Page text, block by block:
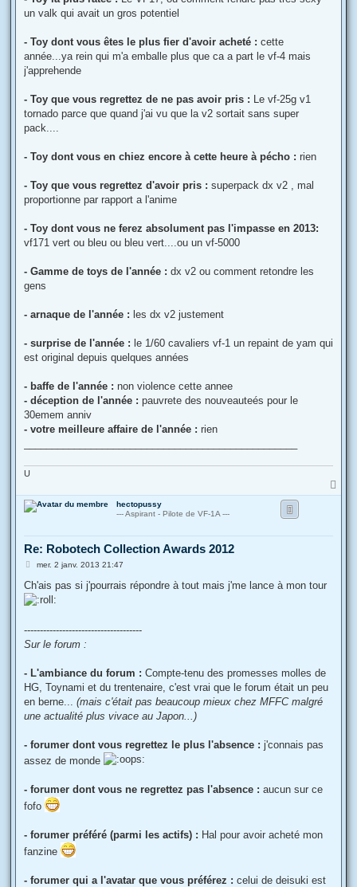
un valk qui avait un gros potentiel
- Toy dont vous êtes le plus fier d'avoir acheté : cette
année...ya rein qui m'a emballe plus que ca a part le vf-4 mais
j'apprehende
- Toy que vous regrettez de ne pas avoir pris : Le vf-25g v1
tornado parce que quand j'ai vu que la v2 sortait sans super
pack....
- Toy dont vous en chiez encore à cette heure à pécho : rien
- Toy que vous regrettez d'avoir pris : superpack dx v2 , mal
proportionne par rapport a l'anime
- Toy dont vous ne ferez absolument pas l'impasse en 2013:
vf171 vert ou bleu ou bleu vert....ou un vf-5000
- Gamme de toys de l'année : dx v2 ou comment retondre les
gens
- arnaque de l'année : les dx v2 justement
- surprise de l'année : le 1/60 cavaliers vf-1 un repaint de yam qui
est original depuis quelques années
- baffe de l'année : non violence cette annee
- déception de l'année : pauvrete des nouveauteés pour le
30emem anniv
- votre meilleure affaire de l'année : rien
U
a
hectopussy
--- Aspirant - Pilote de VF-1A ---
Re: Robotech Collection Awards 2012
M
s
s
a
mer. 2 janv. 2013 21:47
Ch'ais pas si j'pourrais répondre à tout mais j'me lance à mon tour
-------------------------------------
Sur le forum :
- L'ambiance du forum : Compte-tenu des promesses molles de
HG, Toynami et du trentenaire, c'est vrai que le forum était un peu
en berne... (mais c'était pas beaucoup mieux chez MFFC malgré
une actualité plus vivace au Japon...)
- forumer dont vous regrettez le plus l'absence : j'connais pas
assez de monde
- forumer dont vous ne regrettez pas l'absence : aucun sur ce
fofo
- forumer préféré (parmi les actifs) : Hal pour avoir acheté mon
fanzine
- forumer qui a l'avatar que vous préférez : celui de deisuki est